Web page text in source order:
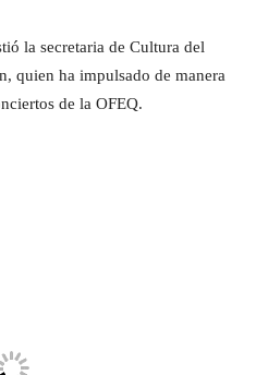
la secretaria de Cultura del
quien ha impulsado de manera
de la OFEQ.